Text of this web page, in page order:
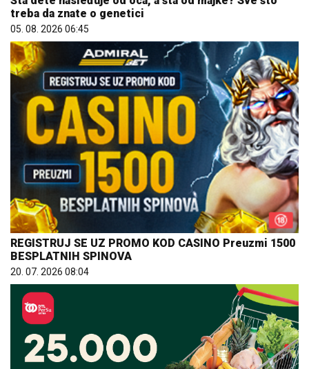
treba da znate o genetici
05. 08. 2026 06:45
REGISTRUJ SE UZ PROMO KOD CASINO Preuzmi 1500
BESPLATNIH SPINOVA
20. 07. 2026 08:04